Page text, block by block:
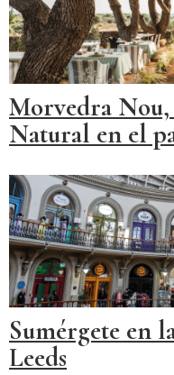
Morvedra
Natural en el
Sumérgete en
Leeds